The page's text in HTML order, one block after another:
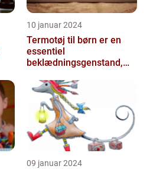
10 januar 2024
Termotøj til børn er en
essentiel
beklædningsgenstand,
de små varme og besk...
09 januar 2024